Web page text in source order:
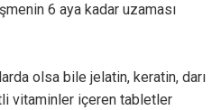
6 aya kadar uzaması
olsa bile jelatin, keratin, darı
vitaminler içeren tabletler